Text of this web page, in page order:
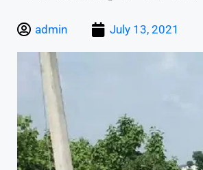
admin July 13, 2021